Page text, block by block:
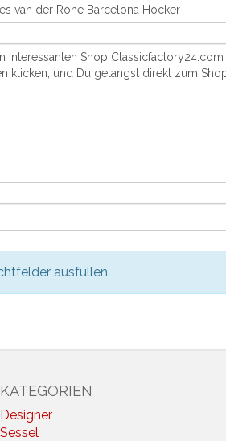
ausfüllen.
KATEGORIEN
Designer
Sessel